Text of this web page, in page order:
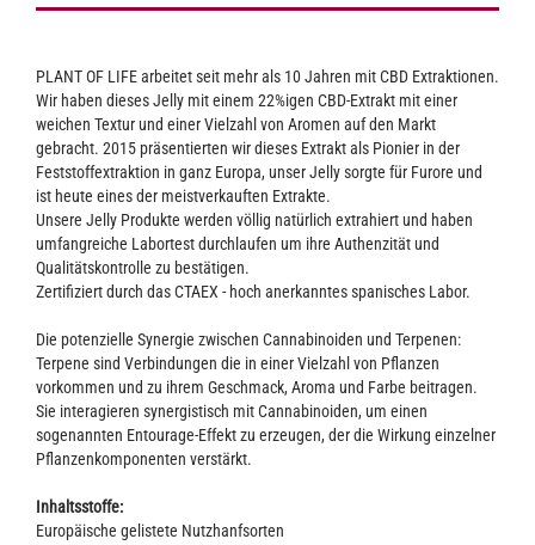
PLANT OF LIFE arbeitet seit mehr als 10 Jahren mit CBD Extraktionen.
Wir haben dieses Jelly mit einem 22%igen CBD-Extrakt mit einer
weichen Textur und einer Vielzahl von Aromen auf den Markt
gebracht. 2015 präsentierten wir dieses Extrakt als Pionier in der
Feststoffextraktion in ganz Europa, unser Jelly sorgte für Furore und
ist heute eines der meistverkauften Extrakte.
Unsere Jelly Produkte werden völlig natürlich extrahiert und haben
umfangreiche Labortest durchlaufen um ihre Authenzität und
Qualitätskontrolle zu bestätigen.
Zertifiziert durch das CTAEX - hoch anerkanntes spanisches Labor.
Die potenzielle Synergie zwischen Cannabinoiden und Terpenen:
Terpene sind Verbindungen die in einer Vielzahl von Pflanzen
vorkommen und zu ihrem Geschmack, Aroma und Farbe beitragen.
Sie interagieren synergistisch mit Cannabinoiden, um einen
sogenannten Entourage-Effekt zu erzeugen, der die Wirkung einzelner
Pflanzenkomponenten verstärkt.
Inhaltsstoffe:
Europäische gelistete Nutzhanfsorten